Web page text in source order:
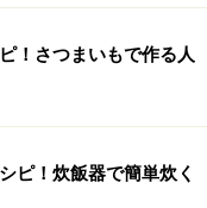
！さつまいもで作る人
ピ！炊飯器で簡単炊く